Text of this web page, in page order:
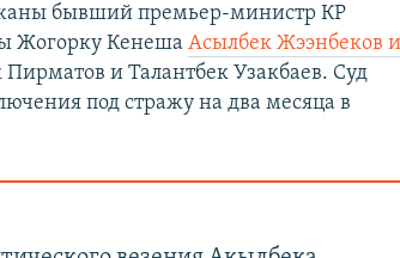
бывший премьер-министр КР
Жогорку КенешаАсылбек Жээнбеков и
Пирматов и Талантбек Узакбаев. Суд
под стражу на два месяца в